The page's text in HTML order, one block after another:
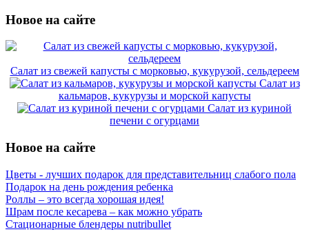
Новое на сайте
Салат из свежей капусты с морковью, кукурузой, сельдереем
Салат из
кальмаров, кукурузы и морской капусты
Салат из куриной
печени с огурцами
Новое на сайте
Цветы - лучших подарок для представительниц слабого пола
Подарок на день рождения ребенка
Роллы – это всегда хорошая идея!
Шрам после кесарева – как можно убрать
Стационарные блендеры nutribullet